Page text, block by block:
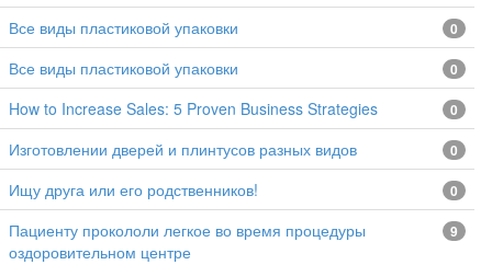
все виды пластиковой упаковки 0
все виды пластиковой упаковки 0
How to Increase Sales: 5 Proven Business Strategies 0
изготовлении дверей и плинтусов разных видов 0
Ищу друга или его родственников! 0
Пациенту прокололи легкое во время процедуры
оздоровительном центре
9